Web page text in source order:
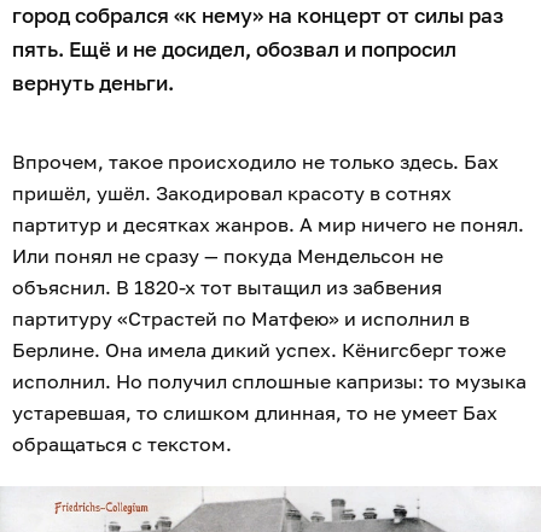
город собрался «к нему» на концерт от силы раз
пять. Ещё и не досидел, обозвал и попросил
вернуть деньги.
Впрочем, такое происходило не только здесь. Бах
пришёл, ушёл. Закодировал красоту в сотнях
партитур и десятках жанров. А мир ничего не понял.
Или понял не сразу — покуда Мендельсон не
объяснил. В 1820-х тот вытащил из забвения
партитуру «Страстей по Матфею» и исполнил в
Берлине. Она имела дикий успех. Кёнигсберг тоже
исполнил. Но получил сплошные капризы: то музыка
устаревшая, то слишком длинная, то не умеет Бах
обращаться с текстом.